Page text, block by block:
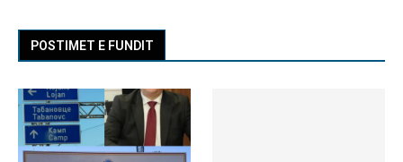
POSTIMET E FUNDIT